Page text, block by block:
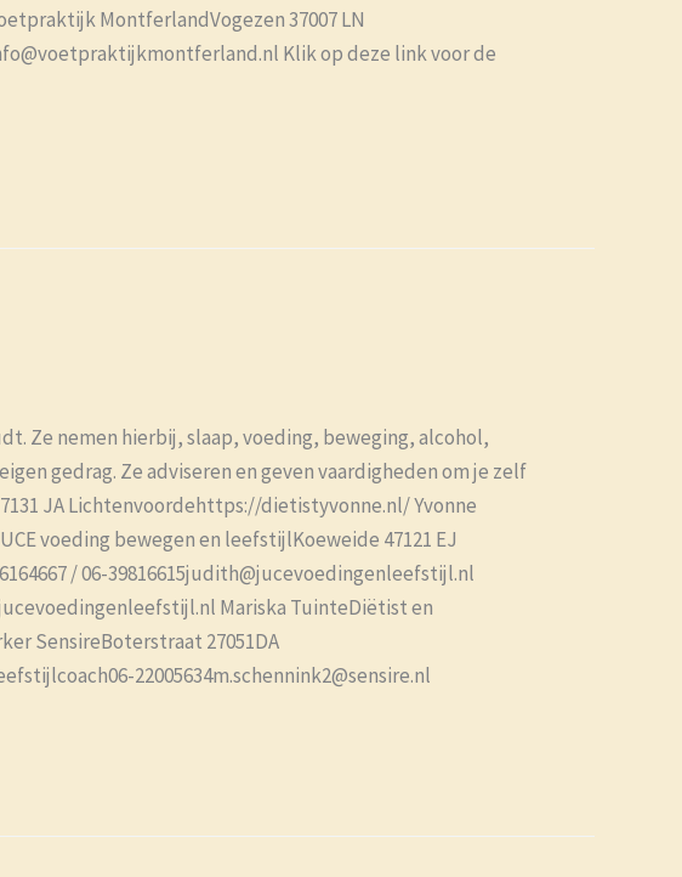
MontferlandVogezen 37007 LN
Klik op deze link voor de
Ze nemen hierbij, slaap, voeding, beweging, alcohol,
gedrag. Ze adviseren en geven vaardigheden om je zelf
JA Lichtenvoordehttps://dietistyvonne.nl/ Yvonne
voeding bewegen en leefstijlKoeweide 47121 EJ
/ 06-39816615judith@jucevoedingenleefstijl.nl
Mariska TuinteDiëtist en
SensireBoterstraat 27051DA
22005634m.schennink2@sensire.nl